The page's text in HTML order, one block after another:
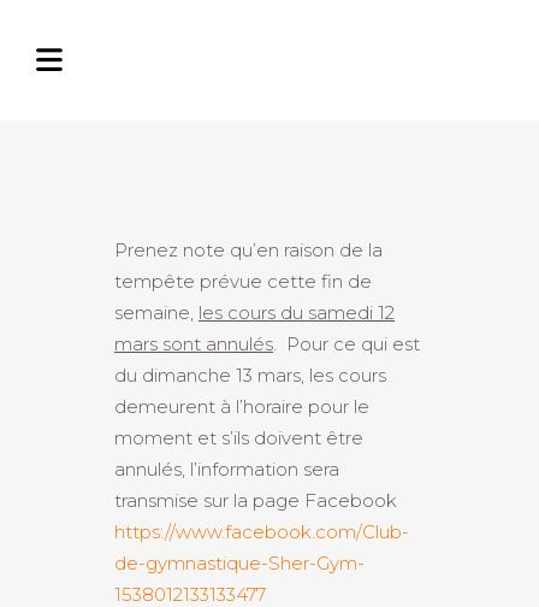
Prenez note qu’en raison de la
tempête prévue cette fin de
semaine, les cours du samedi 12
mars sont annulés. Pour ce qui est
du dimanche 13 mars, les cours
demeurent à l’horaire pour le
moment et s’ils doivent être
annulés, l’information sera
transmise sur la page Facebook
https://www.facebook.com/Club-
de-gymnastique-Sher-Gym-
1538012133133477